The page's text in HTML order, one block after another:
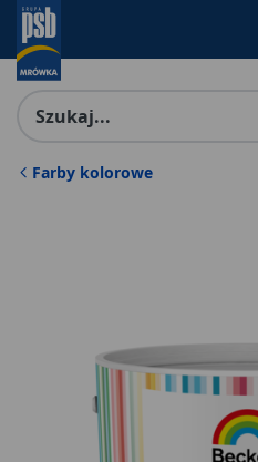
Farby kolorowe